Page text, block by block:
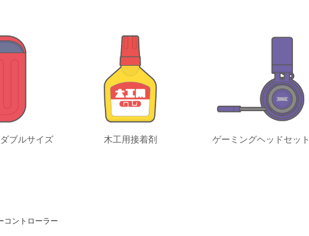
ブルサイズ 木工用接着剤 ゲーミングヘッドセット
コントローラー